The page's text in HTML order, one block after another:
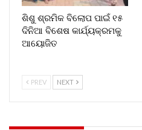
ଶିଶୁ ଶ୍ରମିକ ବିଲୋପ ପାଇଁ ୧୫
ଦିନିଆ ବିଶେଷ କାର୍ଯ୍ୟକ୍ରମକୁ
ଆୟୋଜିତ
PREV NEXT